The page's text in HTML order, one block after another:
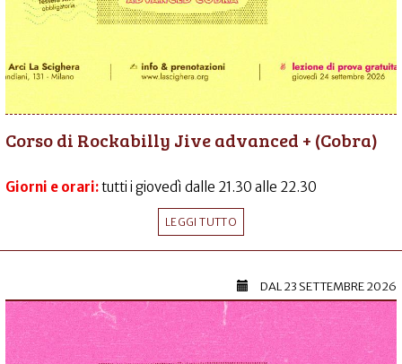
Corso di Rockabilly Jive advanced + (Cobra)
Giorni e orari:tutti i giovedì dalle 21.30 alle 22.30
LEGGI TUTTO
DAL23 SETTEMBRE 2026